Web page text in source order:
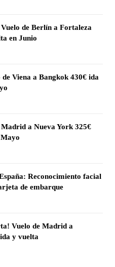
de Berlín a Fortaleza
en Junio
Viena a Bangkok 430€ ida
a Nueva York 325€
Reconocimiento facial
de embarque
Vuelo de Madrid a
y vuelta